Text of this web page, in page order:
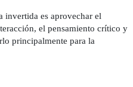
invertida es aprovechar el
el pensamiento crítico y
principalmente para la